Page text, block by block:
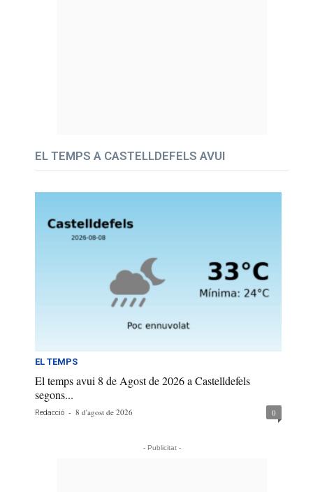
EL TEMPS A CASTELLDEFELS AVUI
EL TEMPS
El temps avui 8 de Agost de 2026 a Castelldefels
segons...
Redacció - 8 d'agost de 2026 0
- Publicitat -